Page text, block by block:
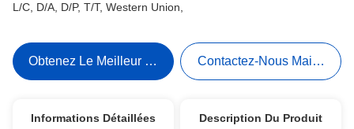
L/C, D/A, D/P, T/T, Western Union,
Obtenez Le Meilleur Prix Contactez-Nous Maintenant
Informations Détaillées Description Du Produit